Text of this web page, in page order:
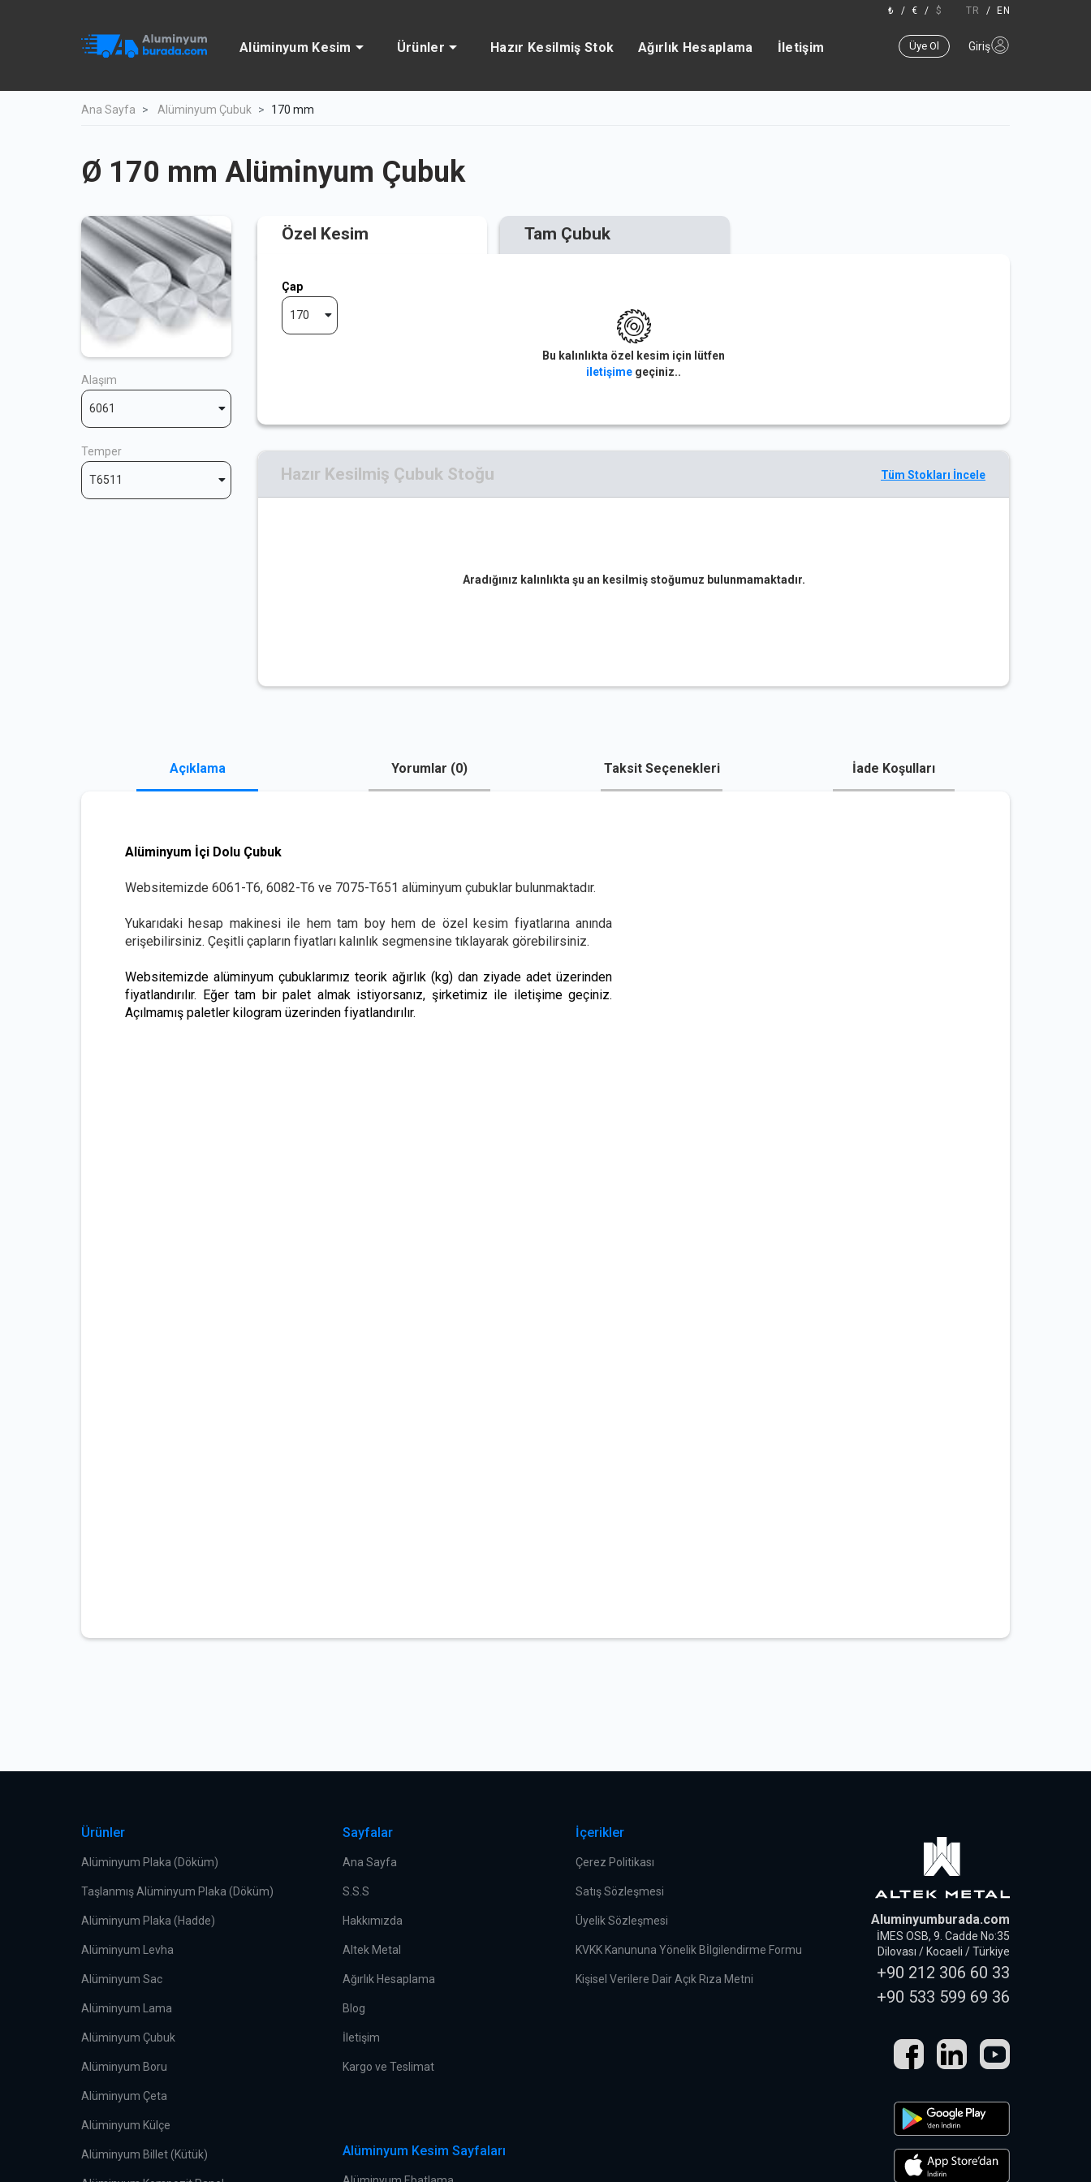
₺ / € / $ TR / EN
Alüminyum Kesim Ürünler Hazır Kesilmiş Stok Ağırlık Hesaplama İletişim Üye Ol Giriş
Ana Sayfa Alüminyum Çubuk 170 mm
Ø 170 mm Alüminyum Çubuk
Alaşım
6061
Temper
T6511
Özel Kesim Tam Çubuk
Çap
170
Bu kalınlıkta özel kesim için lütfen
iletişime geçiniz..
Hazır Kesilmiş Çubuk Stoğu Tüm Stokları İncele
Aradığınız kalınlıkta şu an kesilmiş stoğumuz bulunmamaktadır.
Açıklama Yorumlar (0) Taksit Seçenekleri İade Koşulları
Alüminyum İçi Dolu Çubuk
Websitemizde 6061-T6, 6082-T6 ve 7075-T651 alüminyum çubuklar bulunmaktadır.
Yukarıdaki hesap makinesi ile hem tam boy hem de özel kesim fiyatlarına anında
erişebilirsiniz. Çeşitli çapların fiyatları kalınlık segmensine tıklayarak görebilirsiniz.
Websitemizde alüminyum çubuklarımız teorik ağırlık (kg) dan ziyade adet üzerinden
fiyatlandırılır. Eğer tam bir palet almak istiyorsanız, şirketimiz ile iletişime geçiniz.
Açılmamış paletler kilogram üzerinden fiyatlandırılır.
Ürünler
Alüminyum Plaka (Döküm)
Taşlanmış Alüminyum Plaka (Döküm)
Alüminyum Plaka (Hadde)
Alüminyum Levha
Alüminyum Sac
Alüminyum Lama
Alüminyum Çubuk
Alüminyum Boru
Alüminyum Çeta
Alüminyum Külçe
Alüminyum Billet (Kütük)
Sayfalar
Ana Sayfa
S.S.S
Hakkımızda
Altek Metal
Ağırlık Hesaplama
Blog
İletişim
Kargo ve Teslimat
Alüminyum Kesim Sayfaları
İçerikler
Çerez Politikası
Satış Sözleşmesi
Üyelik Sözleşmesi
KVKK Kanununa Yönelik Bİlgilendirme Formu
Kişisel Verilere Dair Açık Rıza Metni
Aluminyumburada.com
İMES OSB, 9. Cadde No:35
Dilovası / Kocaeli / Türkiye
+90 212 306 60 33
+90 533 599 69 36